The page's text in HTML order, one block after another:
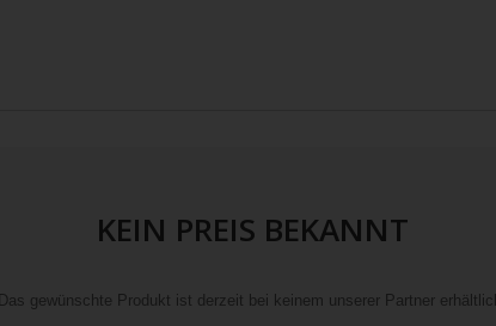
KEIN PREIS BEKANNT
Das gewünschte Produkt ist derzeit bei keinem unserer Partner